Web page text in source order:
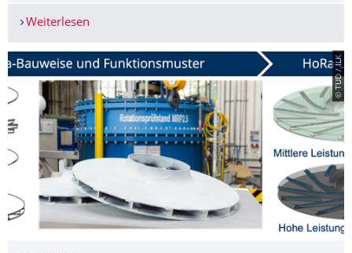
Weiterlesen
© TUD / ILK